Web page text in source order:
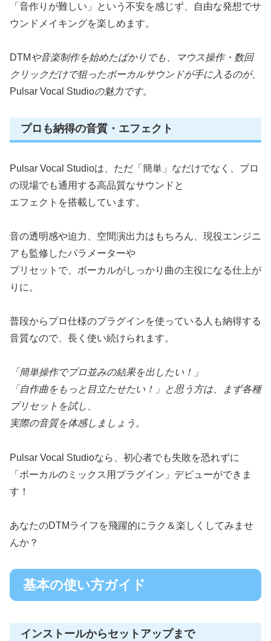
「音作りが難しい」という不安を感じず、自由な発想でサ
ウンドメイキングを楽しめます。
DTMや音楽制作を始めたばかりでも、マウス操作・数回
クリックだけで狙ったボーカルサウンドが手に入るのが、
Pulsar Vocal Studioの魅力です。
プロも納得の音質・エフェクト
Pulsar Vocal Studioは、ただ「簡単」なだけでなく、プロ
の現場でも通用する高品質なサウンドと
エフェクトを搭載しています。
音の透明感や迫力、空間演出力はもちろん、現役エンジニ
アも監修したパラメーターや
プリセットで、ボーカルがしっかり曲の主役になる仕上が
りに。
普段からプロ仕様のプラグインを使っている人も納得する
音質なので、長く使い続けられます。
「簡単操作でプロ並みの結果を出したい！」
「自作曲をもっと目立たせたい！」と思う方は、まず各種
プリセットを試し、
実際の音質を体感しましょう。
Pulsar Vocal Studioなら、初心者でも失敗を恐れずに
「ボーカルのミックス用プラグイン」デビューができま
す！
あなたのDTMライフを飛躍的にラク＆楽しくしてみませ
んか？
基本の使い方ガイド
インストールからセットアップまで